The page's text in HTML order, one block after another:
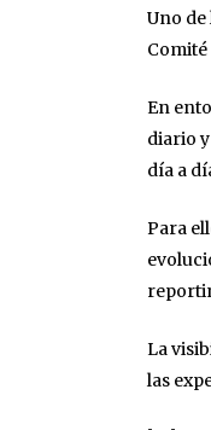
Uno
En
diario
día a
Para
La
las